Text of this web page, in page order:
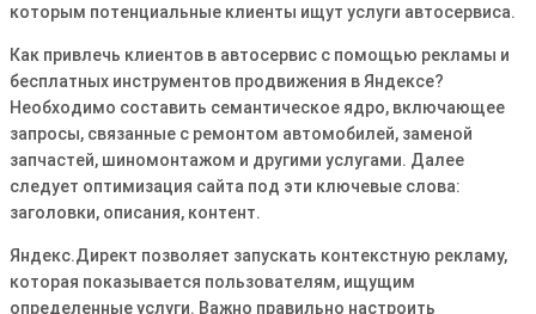
которым потенциальные клиенты ищут услуги автосервиса.
Как привлечь клиентов в автосервис с помощью рекламы и
бесплатных инструментов продвижения в Яндексе?
Необходимо составить семантическое ядро, включающее
запросы, связанные с ремонтом автомобилей, заменой
запчастей, шиномонтажом и другими услугами. Далее
следует оптимизация сайта под эти ключевые слова:
заголовки, описания, контент.
Яндекс.Директ позволяет запускать контекстную рекламу,
которая показывается пользователям, ищущим
определенные услуги. Важно правильно настроить